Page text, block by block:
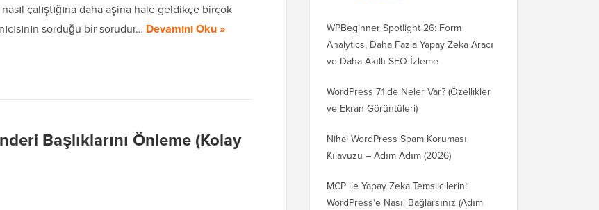
çalıştığına daha aşina hale geldikçe birçok
sorduğu bir sorudur… Devamını Oku »
Başlıklarını Önleme (Kolay
WPBeginner Spotlight 26: Form
Analytics, Daha Fazla Yapay Zeka Aracı
ve Daha Akıllı SEO İzleme
WordPress 7.1'de Neler Var? (Özellikler
ve Ekran Görüntüleri)
Nihai WordPress Spam Koruması
Kılavuzu – Adım Adım (2026)
MCP ile Yapay Zeka Temsilcilerini
WordPress'e Nasıl Bağlarsınız (Adım